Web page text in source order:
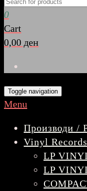
0
Cart
0,00 ден
Toggle navigation
Menu
Производи /
Vinyl
LP
LP